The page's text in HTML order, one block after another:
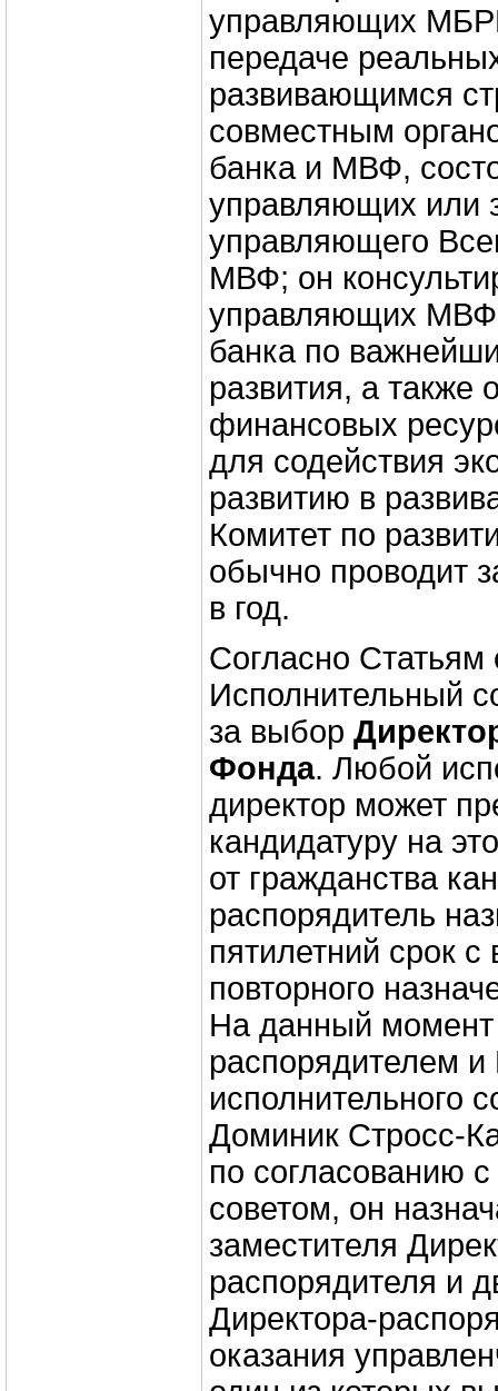
управляющих
передаче
развивающимся
совместным
банка и МВФ,
управляющих или
управляющего
МВФ; он
управляющих МВФ
банка по
развития, а также
финансовых
для содействия
развитию в
Комитет по
обычно проводит
в год.
Согласно Статьям
Исполнительный
за выбор
Фонда. Любой
директор может
кандидатуру на
от гражданства
распорядитель
пятилетний срок
повторного
На данный
распорядителем
исполнительного
Доминик Стросс-
по согласованию
советом, он
заместителя
распорядителя и
Директора-
оказания